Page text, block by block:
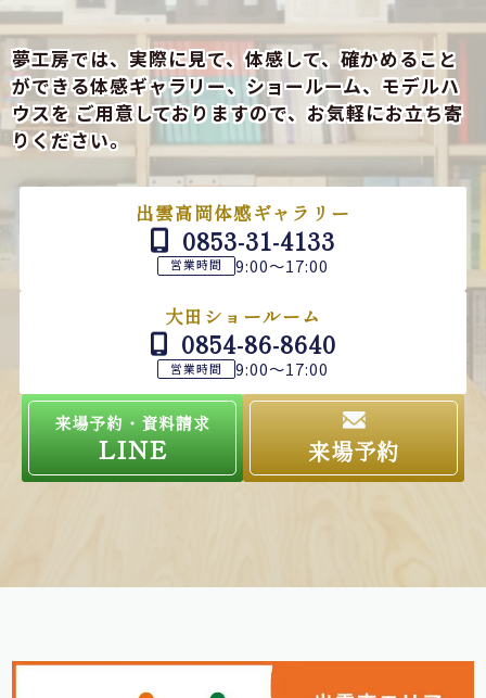
夢工房では、実際に見て、体感して、確かめること
ができる体感ギャラリー、ショールーム、モデルハ
ウスをご用意しておりますので、お気軽にお立ち寄
りください。
出雲高岡体感ギャラリー
0853-31-4133
営業時間 9:00～17:00
大田ショールーム
0854-86-8640
営業時間 9:00～17:00
来場予約・資料請求
LINE 来場予約